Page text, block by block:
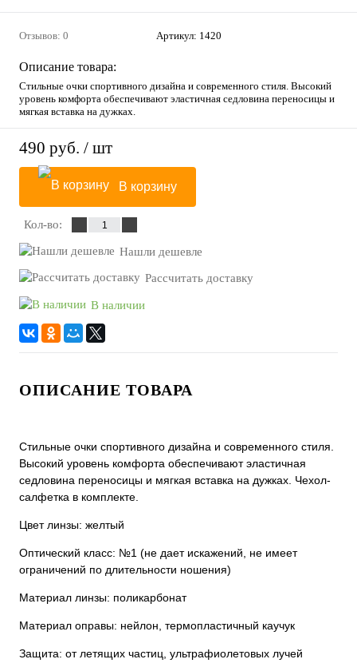
Отзывов: 0 Артикул: 1420
Описание товара:
Стильные очки спортивного дизайна и современного стиля. Высокий
уровень комфорта обеспечивают эластичная седловина переносицы и
мягкая вставка на дужках.
490 руб. / шт
В корзину
Кол-во:
Нашли дешевле
Рассчитать доставку
В наличии
ОПИСАНИЕ ТОВАРА
Стильные очки спортивного дизайна и современного стиля.
Высокий уровень комфорта обеспечивают эластичная
седловина переносицы и мягкая вставка на дужках. Чехол-
салфетка в комплекте.
Цвет линзы: желтый
Оптический класс: №1 (не дает искажений, не имеет
ограничений по длительности ношения)
Материал линзы: поликарбонат
Материал оправы: нейлон, термопластичный каучук
Защита: от летящих частиц, ультрафиолетовых лучей